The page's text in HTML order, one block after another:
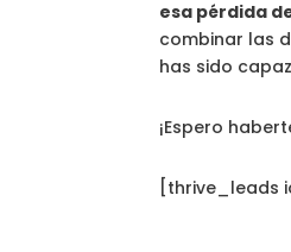
esa pérdida
combinar las
has sido
¡Espero
[thrive_leads